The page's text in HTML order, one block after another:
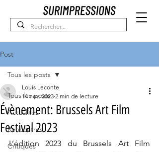
Post
Tous les posts
Actualités
Rencontres
Critiques
Tous les posts
Évènement: Brussels Art Film
Festival 2023
Louis Leconte
14 nov. 2023 2 min de lecture
L’édition 2023 du Brussels Art Film